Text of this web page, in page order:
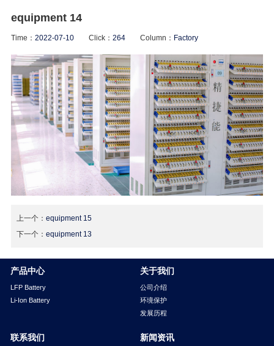
equipment 14
Time： 2022-07-10Click： 264Column： Factory
上一个： equipment 15
下一个： equipment 13
产品中心
LFP Battery
Li-Ion Battery
关于我们
公司介绍
环境保护
发展历程
联系我们 新闻资讯